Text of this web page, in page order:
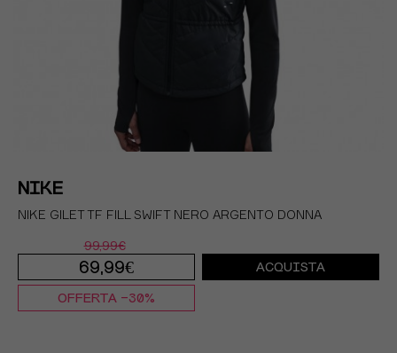
NIKE
NIKE GILET TF FILL SWIFT NERO ARGENTO DONNA
99,99€
69,99€ ACQUISTA
OFFERTA -30%